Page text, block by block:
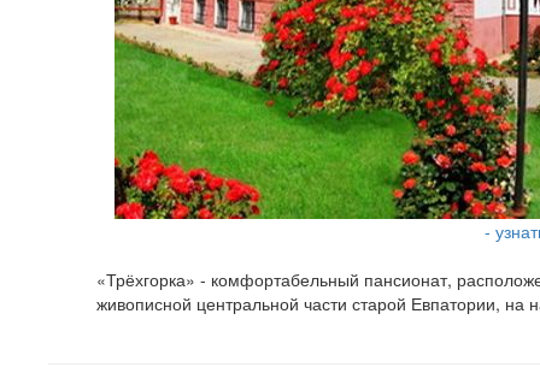
-
«Трёхгорка» - комфортабельный пансионат,
живописной центральной части старой Евпатории,